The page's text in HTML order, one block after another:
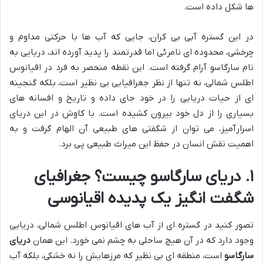
ها شکل داده است.
در این گستره آبی بی کران، جایی که آب ها با حرکتی مداوم و
چرخشی، محدوده ای نامرئی اما قدرتمند را پدید آورده اند، دریایی به
نام سارگاسو آرام گرفته است. این نقطه منحصر به فرد در اقیانوس
اطلس شمالی، نه تنها از نظر جغرافیایی بی نظیر است، بلکه گنجینه
ای از حیات دریایی را در خود جای داده و تاریخ و افسانه های
بسیاری را از دل خود بیرون کشیده است. با کاوش در این دریای
اسرارآمیز، می توان از شگفتی های طبیعی آن الهام گرفت و به
اهمیت نقش انسان در حفظ این میراث طبیعی پی برد.
۱. دریای سارگاسو چیست؟ جغرافیای
شگفت انگیز یک پدیده اقیانوسی
تصور کنید در گستره ای از آب های اقیانوس اطلس شمالی، دریایی
وجود دارد که در آن هیچ ساحلی به چشم نمی خورد. این همان دریای
سارگاسو است، منطقه ای بی نظیر که مرزهایش را نه خشکی، بلکه آب